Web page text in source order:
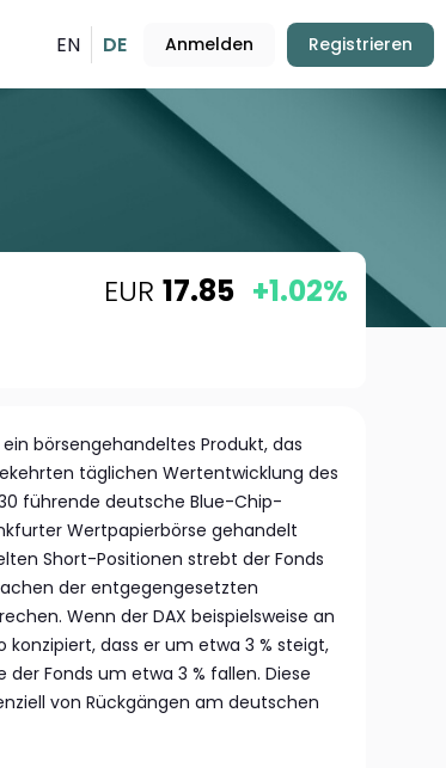
EN DE Anmelden Registrieren
EUR 17.85 +1.02%
börsengehandeltes Produkt, das
täglichen Wertentwicklung des
führende deutsche Blue-Chip-
Wertpapierbörse gehandelt
Short-Positionen strebt der Fonds
der entgegengesetzten
Wenn der DAX beispielsweise an
konzipiert, dass er um etwa 3 % steigt,
der Fonds um etwa 3 % fallen. Diese
von Rückgängen am deutschen